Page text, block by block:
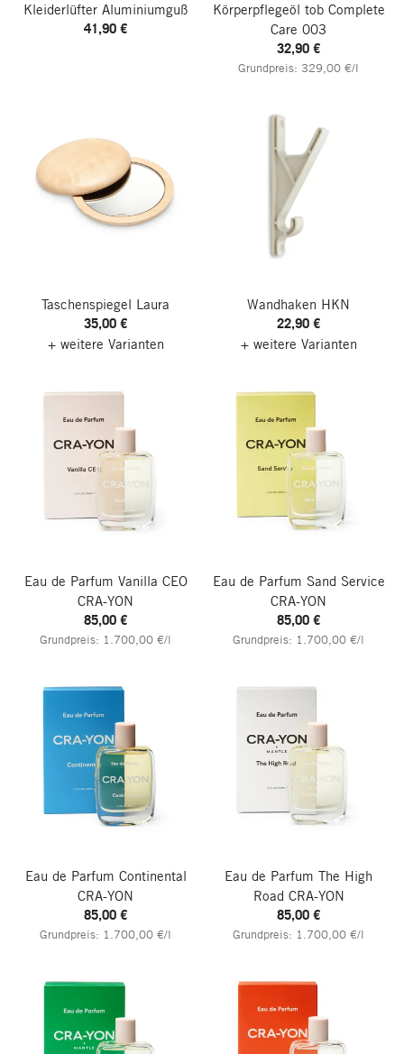
Kleiderlüfter Aluminiumguß
41,90 €
Körperpflegeöl tobComplete
Care 003
32,90 €
Grundpreis: 329,00 €/l
Taschenspiegel Laura
35,00 €
+ weitere Varianten
Wandhaken HKN
22,90 €
+ weitere Varianten
Eau de Parfum Vanilla CEO
CRA-YON
85,00 €
Grundpreis: 1.700,00 €/l
Eau de Parfum Sand Service
CRA-YON
85,00 €
Grundpreis: 1.700,00 €/l
Eau de Parfum Continental
CRA-YON
85,00 €
Grundpreis: 1.700,00 €/l
Eau de Parfum The High
Road CRA-YON
85,00 €
Grundpreis: 1.700,00 €/l